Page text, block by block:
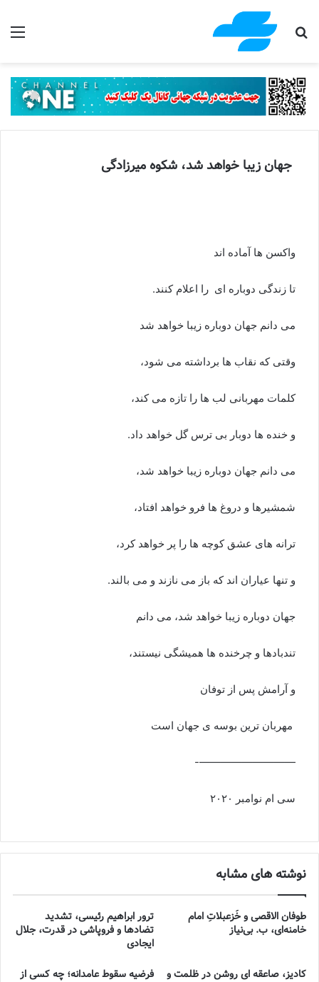
جستجو برای
جهان زیبا خواهد شد، شکوه میرزادگی
واکسن ها آماده اند
تا زندگی دوباره ای را اعلام کنند.
می دانم جهان دوباره زیبا خواهد شد
وقتی که نقاب ها برداشته می شود،
کلمات مهربانی لب ها را تازه می کند،
و خنده ها دوبار بی ترس گل خواهد داد.
می دانم جهان دوباره زیبا خواهد شد،
شمشیرها و دروغ ها فرو خواهد افتاد،
ترانه های عشق کوچه ها را پر خواهد کرد،
و تنها عیاران اند که باز می نازند و می بالند.
جهان دوباره زیبا خواهد شد، می دانم
تندبادها و چرخنده ها همیشگی نیستند،
و آرامش پس از توفان
مهربان ترین بوسه ی جهان است
—————————-
سی ام نوامبر ۲۰۲۰
نوشته های مشابه
طوفان الاقصی و خُزعبلاتِ امام
خامنه‌ای، ب. بی‌نیاز
ترور ابراهیم رئیسی، تشدید
تضادها و فروپاشی در قدرت، جلال
ایجادی
کادیز، صاعقه ای روشن در ظلمت و
فرضیه سقوط عامدانه؛ چه کسی از